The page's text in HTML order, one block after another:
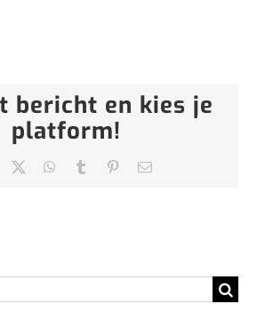
bericht en kies je
platform!
Facebook WhatsApp
Tumblr Pinterest
E-